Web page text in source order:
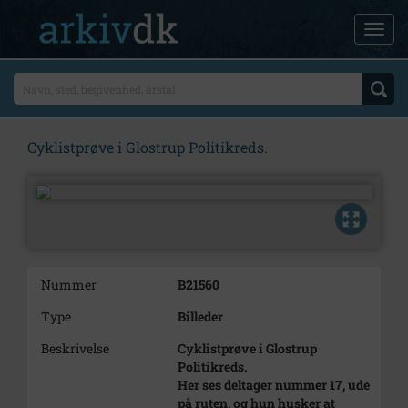
Cyklistprøve i Glostrup Politikreds.
Nummer
B21560
Type
Billeder
Beskrivelse
Cyklistprøve i Glostrup
Politikreds.
Her ses deltager nummer 17, ude
på ruten, og hun husker at